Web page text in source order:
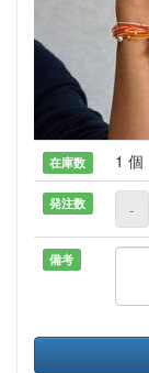
在庫数 1 個
発注数 -
備考